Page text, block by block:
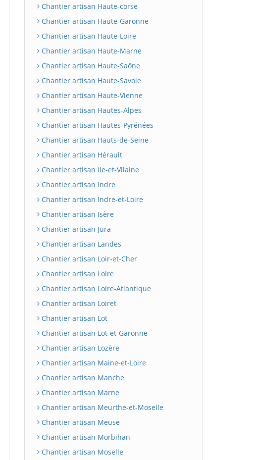
Chantier artisan Haute-corse
Chantier artisan Haute-Garonne
Chantier artisan Haute-Loire
Chantier artisan Haute-Marne
Chantier artisan Haute-Saône
Chantier artisan Haute-Savoie
Chantier artisan Haute-Vienne
Chantier artisan Hautes-Alpes
Chantier artisan Hautes-Pyrénées
Chantier artisan Hauts-de-Seine
Chantier artisan Hérault
Chantier artisan Ile-et-Vilaine
Chantier artisan Indre
Chantier artisan Indre-et-Loire
Chantier artisan Isère
Chantier artisan Jura
Chantier artisan Landes
Chantier artisan Loir-et-Cher
Chantier artisan Loire
Chantier artisan Loire-Atlantique
Chantier artisan Loiret
Chantier artisan Lot
Chantier artisan Lot-et-Garonne
Chantier artisan Lozère
Chantier artisan Maine-et-Loire
Chantier artisan Manche
Chantier artisan Marne
Chantier artisan Meurthe-et-Moselle
Chantier artisan Meuse
Chantier artisan Morbihan
Chantier artisan Moselle